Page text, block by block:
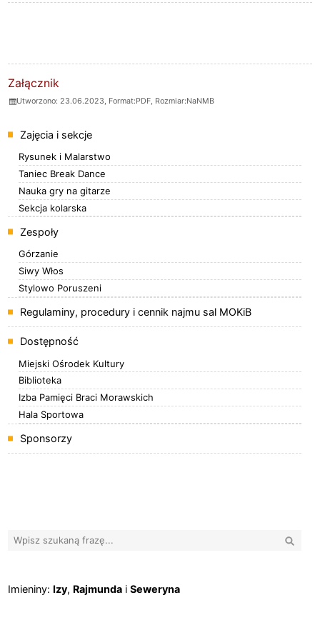
ZAŁĄCZNIKI
Załącznik
Utworzono: 23.06.2023, Format:PDF, Rozmiar:NaNMB
Menu
Zajęcia i sekcje
Rysunek i Malarstwo
Taniec Break Dance
Nauka gry na gitarze
Sekcja kolarska
Zespoły
Górzanie
Siwy Włos
Stylowo Poruszeni
Regulaminy, procedury i cennik najmu sal MOKiB
Dostępność
Miejski Ośrodek Kultury
Biblioteka
Izba Pamięci Braci Morawskich
Hala Sportowa
Sponsorzy
Imieniny
Imieniny: Izy, Rajmunda iSeweryna